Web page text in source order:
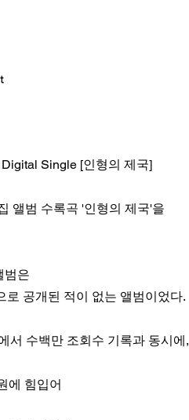
Single [인형의 제국]
앨범 수록곡 '인형의 제국'을
범은
공개된 적이 없는 앨범이었다.
서 수백만 조회수 기록과 동시에,
에 힘입어